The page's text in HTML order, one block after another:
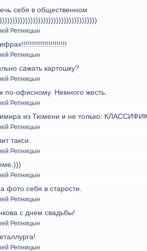
себя в общественном
Репницын
Репницын
сажать картошку?
Репницын
по-офисному. Немного жесть.
Репницын
из Тюмени и не только:
Репницын
такси.
Репницын
Репницын
фото себя в старости.
Репницын
с днем свадьбы!
Репницын
Репницын